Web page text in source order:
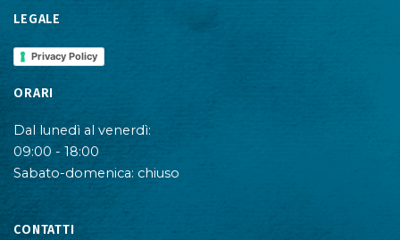
LEGALE
Privacy Policy
ORARI
Dal lunedì al venerdì:
09:00 - 18:00
Sabato-domenica: chiuso
CONTATTI